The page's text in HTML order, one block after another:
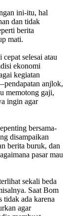
ini-itu, hal
dan tidak
berita
mati.
selesai atau
ekonomi
kegiatan
anjlok,
memotong gaji,
ingin agar
bersama-
disampaikan
berita buruk, dan
pasar mau
sekali beda
Saat Bom
tidak ada karena
agar